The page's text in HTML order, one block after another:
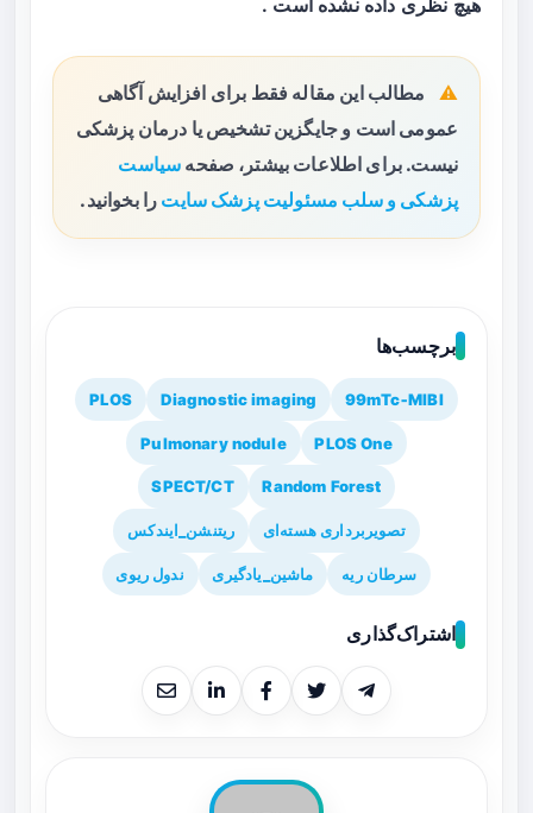
هیچ نظری داده نشده است .
مطالب این مقاله فقط برای افزایش آگاهی
عمومی است و جایگزین تشخیص یا درمان پزشکی
نیست. برای اطلاعات بیشتر، صفحه سیاست
پزشکی و سلب مسئولیت پزشک سایت را بخوانید.
برچسب‌ها
99mTc‑MIBI
Diagnostic imaging
PLOS
PLOS One
Pulmonary nodule
Random Forest
SPECT/CT
تصویربرداری هسته‌ای ریتنشن_ایندکس
سرطان ریه ماشین_یادگیری ندول ریوی
اشتراک‌گذاری